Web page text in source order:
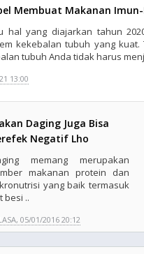
Membuat Makanan
hal yang diajarkan tahun
kekebalan tubuh yang kuat.
tubuh Anda tidak harus
13:00
Daging Juga Bisa
Negatif Lho
memang merupakan
makanan protein dan
yang baik termasuk
besi ..
05/01/2016 20:12